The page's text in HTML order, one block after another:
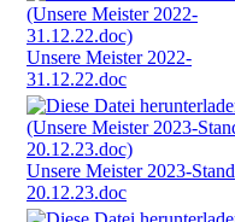
Unsere Meister 2022-
31.12.22.doc
Unsere Meister 2023-Stand
20.12.23.doc